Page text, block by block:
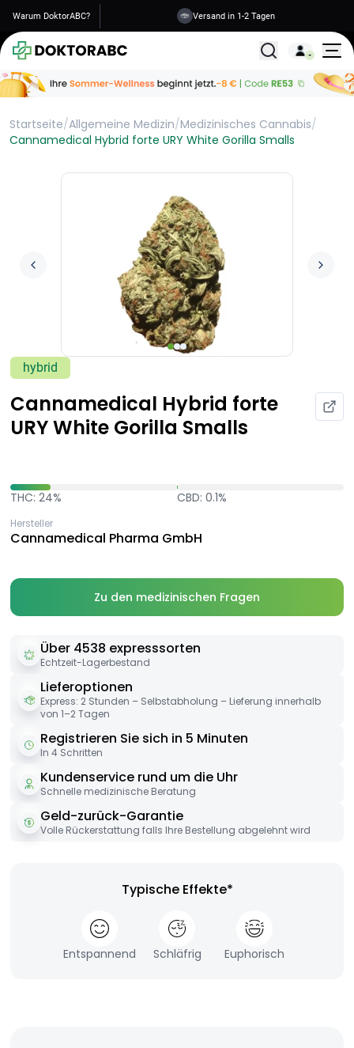
Warum DoktorABC? Versand in 1-2 Tagen
Alle
Startseite/Allgemeine Medizin/Medizinisches Cannabis/
Cannamedical Hybrid forte URY White Gorilla Smalls
hybrid
Cannamedical Hybrid forte
URY White Gorilla Smalls
THC: 24% CBD: 0.1%
Hersteller
Cannamedical Pharma GmbH
Zu den medizinischen Fragen
Über 4538 expresssorten
Echtzeit-Lagerbestand
Lieferoptionen
Express: 2 Stunden – Selbstabholung – Lieferung innerhalb
von 1–2 Tagen
Registrieren Sie sich in 5 Minuten
In 4 Schritten
Kundenservice rund um die Uhr
Schnelle medizinische Beratung
Geld-zurück-Garantie
Volle Rückerstattung falls Ihre Bestellung abgelehnt wird
Typische Effekte*
Entspannend Schläfrig Euphorisch